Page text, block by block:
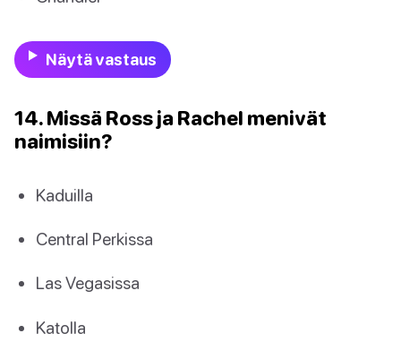
Näytä vastaus
14. Missä Ross ja Rachel menivät
naimisiin?
Kaduilla
Central Perkissa
Las Vegasissa
Katolla